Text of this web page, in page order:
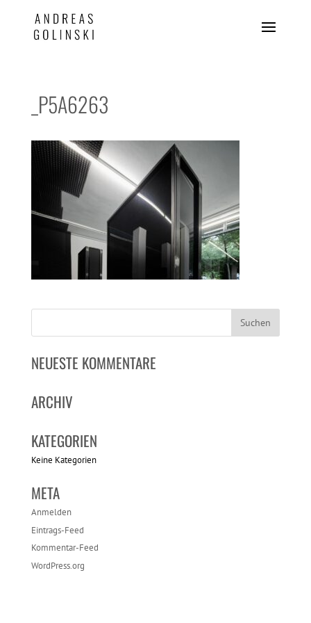
_P5A6263
NEUESTE KOMMENTARE
ARCHIV
KATEGORIEN
Keine Kategorien
META
Anmelden
Eintrags-Feed
Kommentar-Feed
WordPress.org